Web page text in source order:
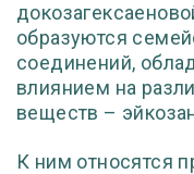
образуются
соединений,
влиянием на
веществ –
К ним относятся